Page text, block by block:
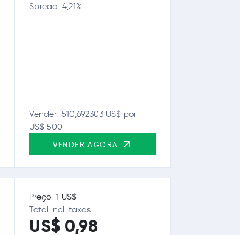
Spread: 4,21%
Vender 510,692303 US$ por
US$ 500
VENDER AGORA
Preço 1 US$
Total incl. taxas
US$ 0,98